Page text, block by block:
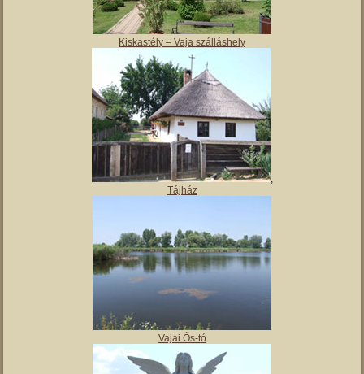
Magyar Nemzeti Múzeum Vay Ádám Muzeális Gyűjteménye
Kiskastély – Vaja szálláshely